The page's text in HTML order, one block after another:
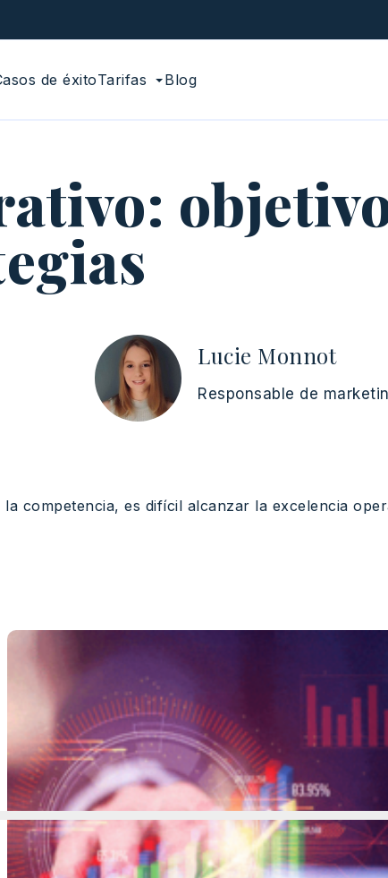
de éxitoTarifas Blog
Lucie Monnot
Responsable de
competencia, es difícil alcanzar la excelencia